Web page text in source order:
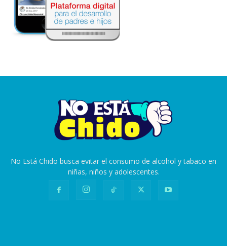
No Está Chido busca evitar el consumo de alcohol y tabaco en
niñas, niños y adolescentes.